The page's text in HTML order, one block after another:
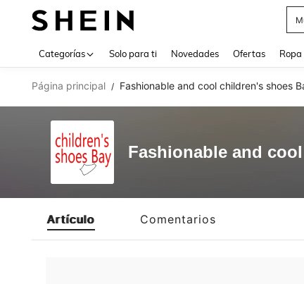
Categorías Solo para ti Novedades Ofertas
Página principal / Fashionable and cool children's shoes
Fashionable and
Artículo Comentarios